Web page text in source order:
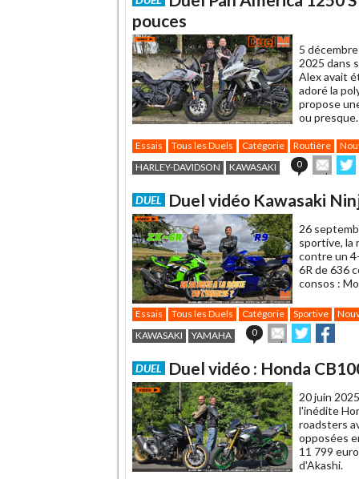
un
ami
pouces
5
2025 dans
Alex avait
adoré la
propose
ou
Essais Tous les Duels Catégorie Routière
HARLEY-DAVIDSON
KAWASAKI 0
cet
à
ami
sur
DUEL Duel vidéo Kawasaki
26
sportive, la
contre un
6R de 636
consos :
Essais Tous les Duels Catégorie Sportive
KAWASAKI
YAMAHA 0
Envoyer
cet
à
un
ami
Partager
sur sur
DUEL Duel vidéo : Honda
20 juin
l'inédite
roadsters
opposées
11 799
d'Akashi.